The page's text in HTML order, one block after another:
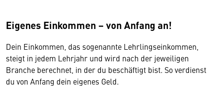
Eigenes Einkommen – von Anfang an!
Dein Einkommen, das sogenannte Lehrlingseinkommen,
steigt in jedem Lehrjahr und wird nach der jeweiligen
Branche berechnet, in der du beschäftigt bist. So verdienst
du von Anfang dein eigenes Geld.